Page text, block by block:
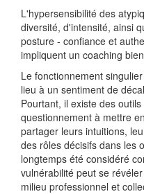
L'hypersensibilité des
diversité, d'intensité, ainsi
posture - confiance et
impliquent un coaching
Le fonctionnement
lieu à un sentiment de
Pourtant, il existe des
questionnement à mettre
partager leurs intuitions,
des rôles décisifs dans les
longtemps été considéré
vulnérabilité peut se
milieu professionnel et